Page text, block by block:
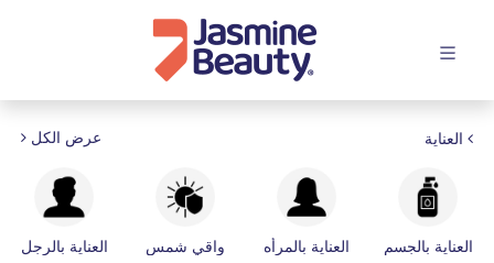
العناية عرض الكل
العناية بالجسم العناية بالمرأه واقي شمس العناية بالرجل